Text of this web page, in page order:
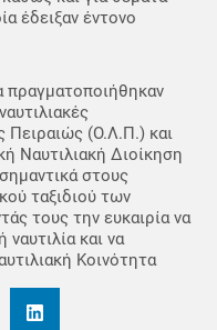
έδειξαν έντονο
πραγματοποιήθηκαν
Πειραιώς (Ο.Λ.Π.) και
Ναυτιλιακή Διοίκηση
στους
ταξιδιού των
τους την ευκαιρία να
και να
Κοινότητα